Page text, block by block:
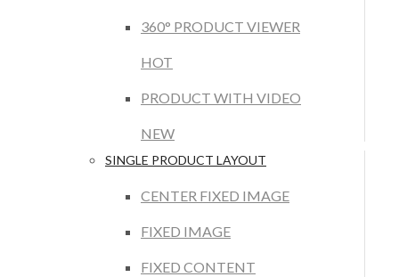
360° PRODUCT VIEWER
HOT
PRODUCT WITH VIDEO
NEW
SINGLE PRODUCT LAYOUT
CENTER FIXED IMAGE
FIXED IMAGE
FIXED CONTENT